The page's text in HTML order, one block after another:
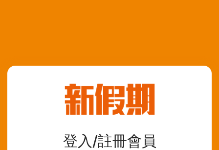
登入/註冊會員